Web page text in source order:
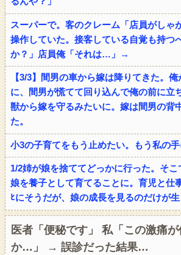
スーパーで。客のクレーム「店員がしゃ
操作していた。接客している自覚も持つ
か？」店員俺「それは…」→
【3/3】間男の車から嫁は降りてきた。
に、間男が慌てて回り込んで俺の前に立
獣から嫁を守るみたいに。嫁は間男の背
た。
小3の子育てをもう止めたい。もう私の
1/2姉が娘を捨ててどっかに行った。そ
娘を養子として育てることに。育児と仕
ﾋにそうだが、娘の成長を見るのだけが
医者「便秘です」 私「この激痛
か…」 → 誤診だった結果…